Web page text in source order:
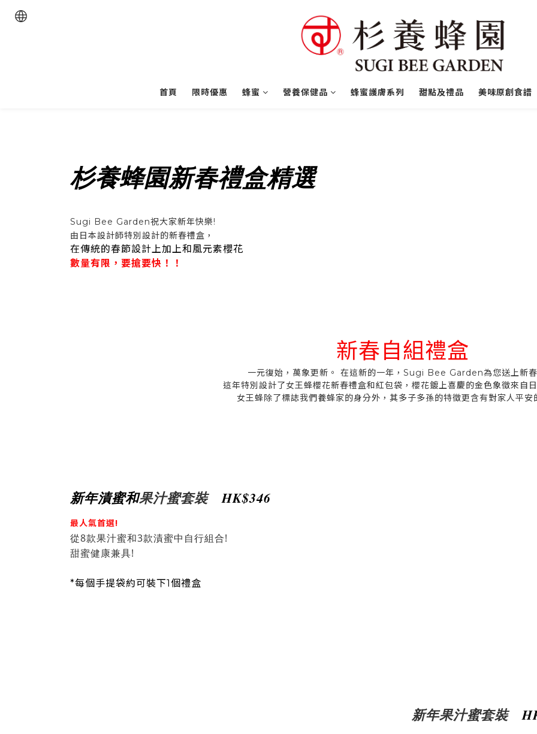
首頁 限時優惠 蜂蜜 營養保健品 蜂蜜護膚系列 甜點及禮品 美味原創食譜
杉養蜂園新春禮盒精選
Sugi Bee Garden祝大家新年快樂!
由日本設計師特別設計的新春禮盒，
在傳統的春節設計上加上和風元素櫻花
數量有限，要搶要快！！
新春自組禮盒
一元復始，萬象更新。 在這新的一年，Sugi Bee Garden為您送上新
這年特別設計了女王蜂櫻花新春禮盒和紅包袋，櫻花鍍上喜慶的金色象徵來自
女王蜂除了標誌我們養蜂家的身分外，其多子多孫的特徵更含有對家人平安
新年漬蜜和果汁蜜套裝HK$346
最人氣首選!
從8款果汁蜜和3款漬蜜中自行組合!
甜蜜健康兼具!
*每個手提袋約可裝下1個禮盒
新年果汁蜜套裝